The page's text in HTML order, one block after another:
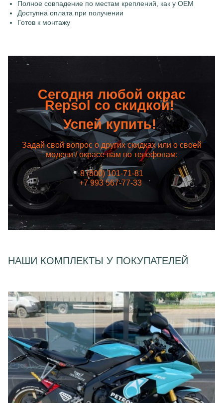
Полное совпадение по местам креплений, как у OEM
Доступна оплата при получении
Готов к монтажу
Сегодня любой окрас
Repsol со скидкой!
Успей купить!
Задай свой вопрос о других скидках или о своей
модели / окрасе нам по телефонам:
8 (800) 101-71-81
+7 993 567-77-33
НАШИ КОМПЛЕКТЫ У ПОКУПАТЕЛЕЙ